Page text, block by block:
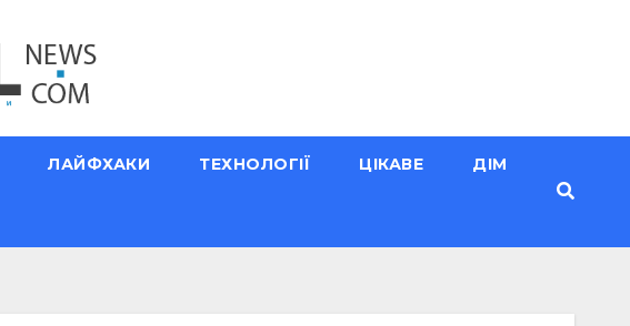
ЛАЙФХАКИ ТЕХНОЛОГІЇ ЦІКАВЕ ДІМ